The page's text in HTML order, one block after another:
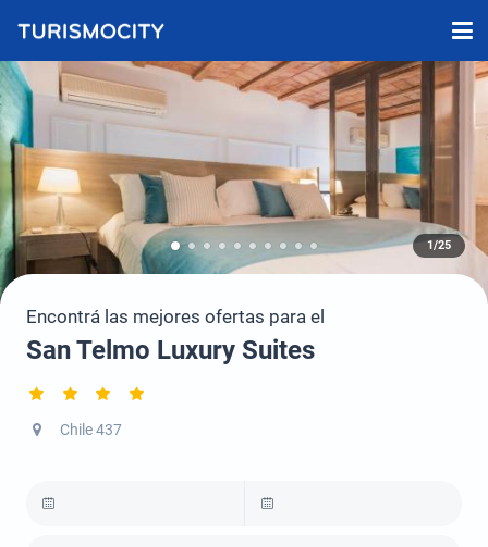
1/25
Encontrá las mejores ofertas para el
San Telmo Luxury Suites
Chile 437